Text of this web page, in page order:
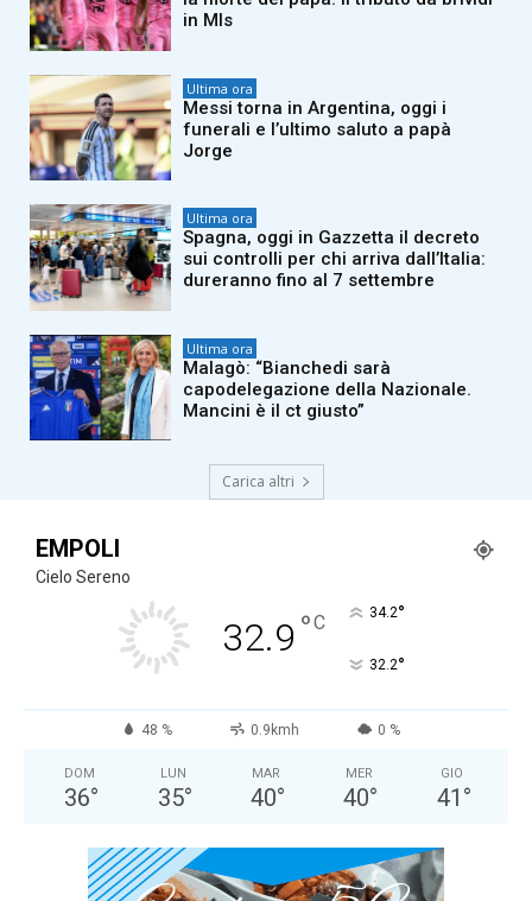
in Mls
Ultima ora
Messi torna in Argentina, oggi i
funerali e l’ultimo saluto a papà
Jorge
Ultima ora
Spagna, oggi in Gazzetta il decreto
sui controlli per chi arriva dall’Italia:
dureranno fino al 7 settembre
Ultima ora
Malagò: “Bianchedi sarà
capodelegazione della Nazionale.
Mancini è il ct giusto”
Carica altri
EMPOLI
Cielo Sereno
32.9 °C 34.2°
32.2°
48 % 0.9kmh 0 %
DOM
36°
LUN
35°
MAR
40°
MER
40°
GIO
41 °